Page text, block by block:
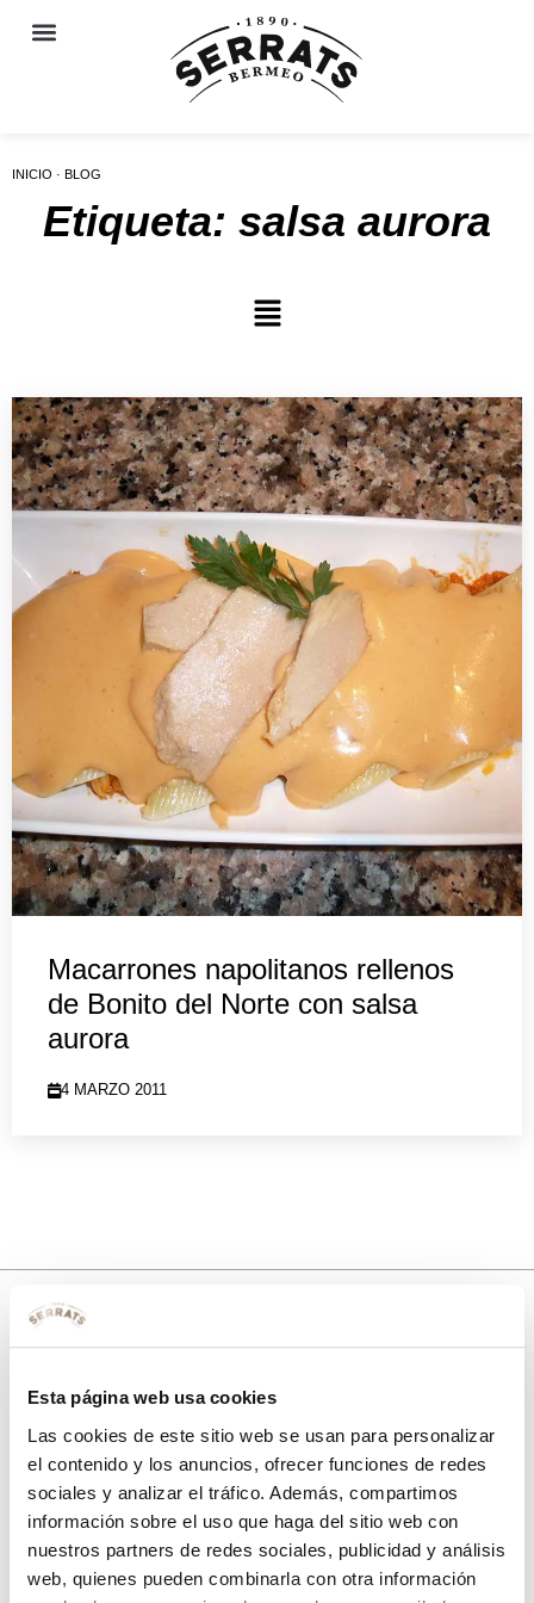
Esta página web usa cookies
Las cookies de este sitio web se usan para personalizar
el contenido y los anuncios, ofrecer funciones de redes
sociales y analizar el tráfico. Además, compartimos
información sobre el uso que haga del sitio web con
nuestros partners de redes sociales, publicidad y análisis
web, quienes pueden combinarla con otra información
INICIO · BLOG
Etiqueta: salsa aurora
Macarrones napolitanos rellenos
de Bonito del Norte con salsa
aurora
4 MARZO 2011
con tu primera compra.
a nuestra newsletter para recibir nuestras
un 10% de descuento